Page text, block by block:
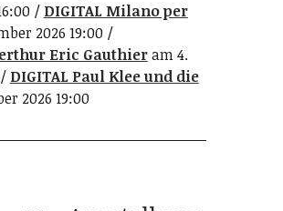
DIGITAL Milano per
2026 19:00
Eric Gauthieram 4.
DIGITAL Paul Klee und die
2026 19:00